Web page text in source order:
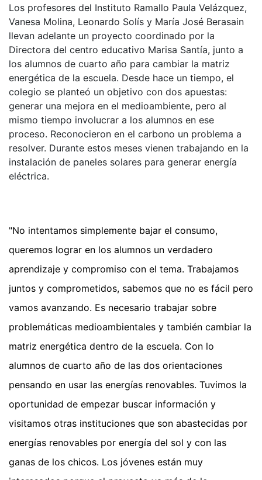
Los profesores del Instituto Ramallo Paula Velázquez,
Vanesa Molina, Leonardo Solís y María José Berasain
llevan adelante un proyecto coordinado por la
Directora del centro educativo Marisa Santía, junto a
los alumnos de cuarto año para cambiar la matriz
energética de la escuela. Desde hace un tiempo, el
colegio se planteó un objetivo con dos apuestas:
generar una mejora en el medioambiente, pero al
mismo tiempo involucrar a los alumnos en ese
proceso. Reconocieron en el carbono un problema a
resolver. Durante estos meses vienen trabajando en la
instalación de paneles solares para generar energía
eléctrica.
"No intentamos simplemente bajar el consumo,
queremos lograr en los alumnos un verdadero
aprendizaje y compromiso con el tema. Trabajamos
juntos y comprometidos, sabemos que no es fácil pero
vamos avanzando. Es necesario trabajar sobre
problemáticas medioambientales y también cambiar la
matriz energética dentro de la escuela. Con lo
alumnos de cuarto año de las dos orientaciones
pensando en usar las energías renovables. Tuvimos la
oportunidad de empezar buscar información y
visitamos otras instituciones que son abastecidas por
energías renovables por energía del sol y con las
ganas de los chicos. Los jóvenes están muy